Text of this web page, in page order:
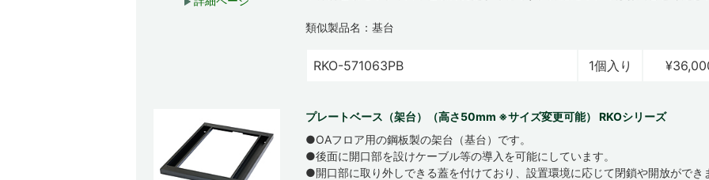
類似製品名：基台
RKO-571063PB 1個入り
プレートベース（架台）（高さ50mm ※サイズ変更可能） RKOシリーズ
●OAフロア用の鋼板製の架台（基台）です。
●後面に開口部を設けケーブル等の導入を可能にしています。
●開口部に取り外しできる蓋を付けており、設置環境に応じて閉鎖や開放ができ